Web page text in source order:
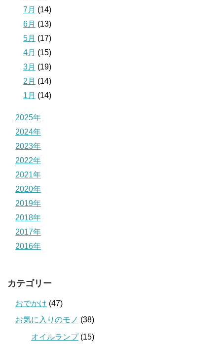
7月 (14)
6月 (13)
5月 (17)
4月 (15)
3月 (19)
2月 (14)
1月 (14)
2025年
2024年
2023年
2022年
2021年
2020年
2019年
2018年
2017年
2016年
カテゴリー
おでかけ (47)
お気に入りのモノ (38)
オイルランプ(15)